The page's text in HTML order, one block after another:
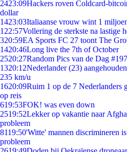
2423:09Hackers roven Coldcard-
dollar
1423:03Italiaanse vrouw wint 1
1 22:57Vollering de sterkste na lastige
320:59EA Sports FC 27 toont The
1420:46Long live the 7th of October
2520:27Random Pics van de Dag
1320:12Nederlander (23)
235 km/u
1620:09Ruim 1 op de 7 Nederlanders
op reis
619:53FOK! was even down
2519:52Lekker op vakantie naar
probleem
8119:50'Witte' mannen discrimineren
probleem